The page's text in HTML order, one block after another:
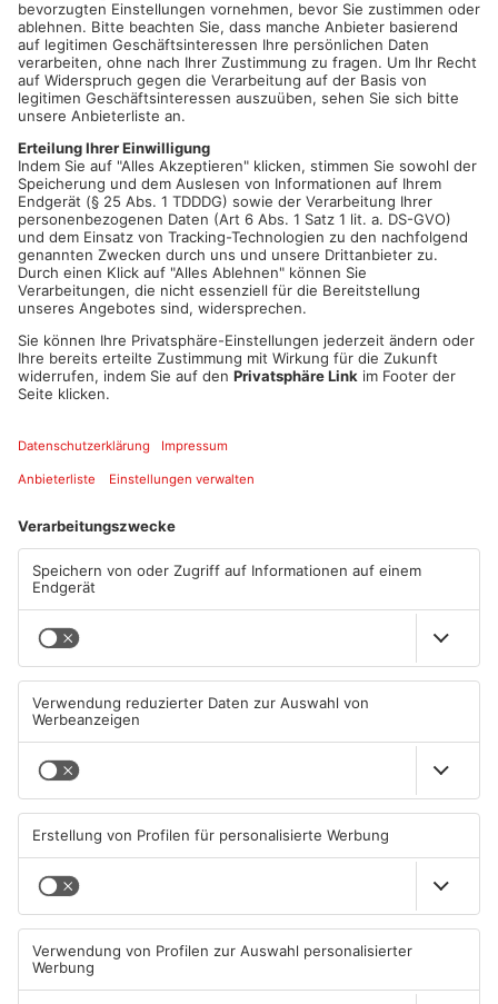
Dieses Verhalten widerspricht nicht nur den Bestimmungen
der Friedhofssatzung des Marktes Goldbach, sondern beweist
eine
rücksichtslose und pietätlose Geisteshaltung der Täter, heißt
es aus dem Rathaus.
Die Gemeinde bittet Friedhofsbesucher deshalb, verdächtige
Personen zu melden.
Artikel teilen
ANZEIGE
Mehr aus
Primaveraland
Müll wird in Kreisen
Aschaffenburg und
Miltenberg früher abgeholt
07.08.2026, 09:25 UHR IN
PRIMAVERALAND
Primaveraland weisen teils
erhebliche Mängel auf
06.08.2026, 06:37 UHR IN
PRIMAVERALAND
TOPNEWS TOPNEWS